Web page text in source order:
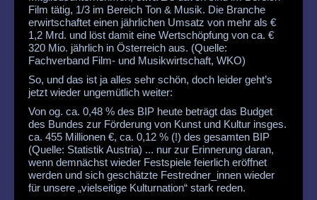
Film tätig, 1/3 im Bereich Ton & Musik. Die Branche
erwirtschaftet einen jährlichen Umsatz von mehr als €
1,2 Mrd. und löst damit eine Wertschöpfung von ca. €
320 Mio. jährlich in Österreich aus. (Quelle:
Fachverband Film- und Musikwirtschaft, WKO)
So, und das ist ja alles sehr schön, doch leider geht’s
jetzt wieder ungemütlich weiter:
Von og. ca. 0,48 % des BIP heute beträgt das Budget
des Bundes zur Förderung von Kunst und Kultur insges.
ca. 455 Millionen €, ca. 0,12 % (!) des gesamten BIP
(Quelle: Statistik Austria) ... nur zur Erinnerung daran,
wenn demnächst wieder Festspiele feierlich eröffnet
werden und sich geschätzte Festredner_innen wieder
für unsere „vielseitige Kulturnation“ stark reden.